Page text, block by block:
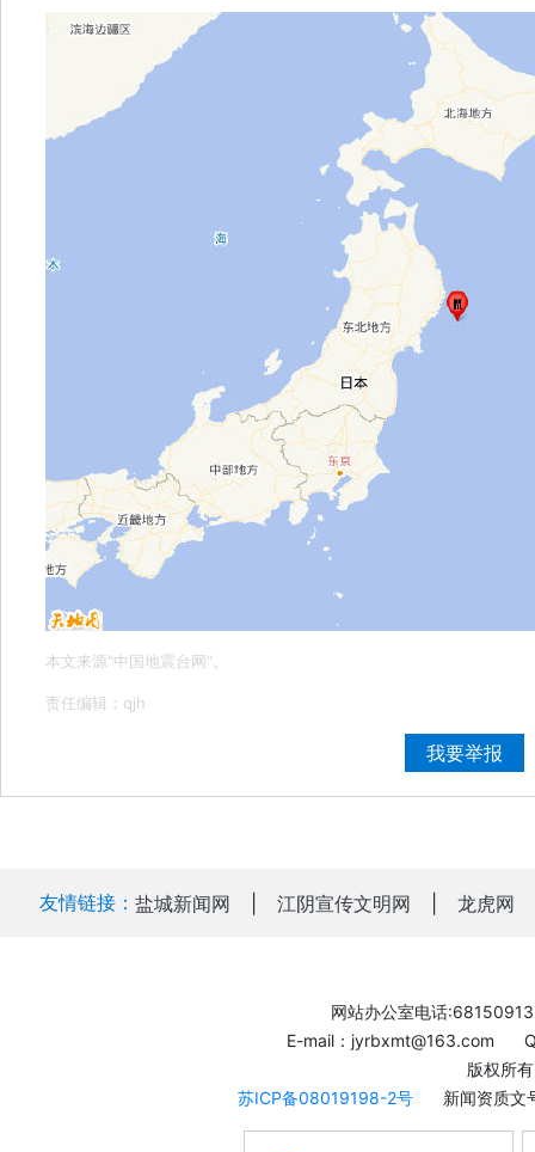
本文来源"中国地震台网"。
责任编辑：qjh
我要举报
友情链接： 盐城新闻网 江阴宣传文明网 龙虎网
网站办公室电话:68150913
E-mail：jyrbxmt@163.com
版权所
苏ICP备08019198-2号
新闻资质